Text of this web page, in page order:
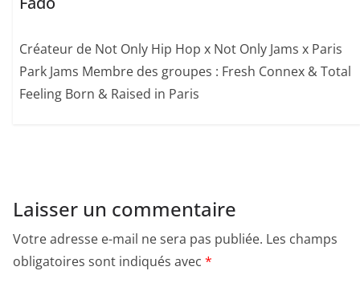
Créateur de Not Only Hip Hop x Not Only Jams x Paris
Park Jams Membre des groupes : Fresh Connex & Total
Feeling Born & Raised in Paris
Laisser un commentaire
Votre adresse e-mail ne sera pas publiée. Les champs
obligatoires sont indiqués avec *